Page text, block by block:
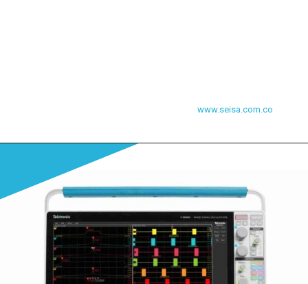
www.seisa.com.co